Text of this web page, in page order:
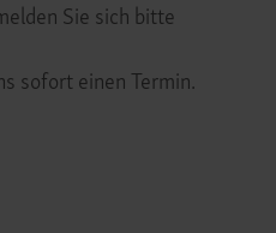
Sie sich bitte
sofort einen Termin.